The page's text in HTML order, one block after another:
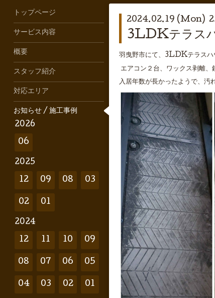
2024.02.19 (Mon)
3LDKテラスハ
羽曳野市にて、3LDKテラスハ
エアコン２台、ワックス剥離、
入居年数が長かったようで、汚
トップページ
サービス内容
概要
スタッフ紹介
対応エリア
お知らせ / 施工事例
2026
06
2025
12 09 08 03
02 01
2024
12 11 10 09
08 07 06 05
04 03 02 01